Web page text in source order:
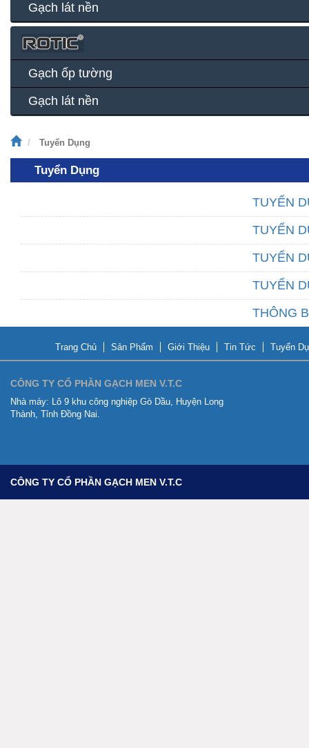
Gạch lát nền
Gạch ốp tường
Gạch lát nền
Tuyển Dụng
Tuyển Dụng
TUYỂN
TUYỂN
TUYỂN
TUYỂN
THÔNG
Trang Chủ Sản Phẩm Giới Thiệu Tin Tức Tuyển
CÔNG TY CỔ PHẦN GẠCH MEN V.T.C
Nhà máy: Lô 9 khu công nghiệp Gò Dầu, Huyện Long
Thành, Tỉnh Đồng Nai.
CÔNG TY CỔ PHẦN GẠCH MEN V.T.C